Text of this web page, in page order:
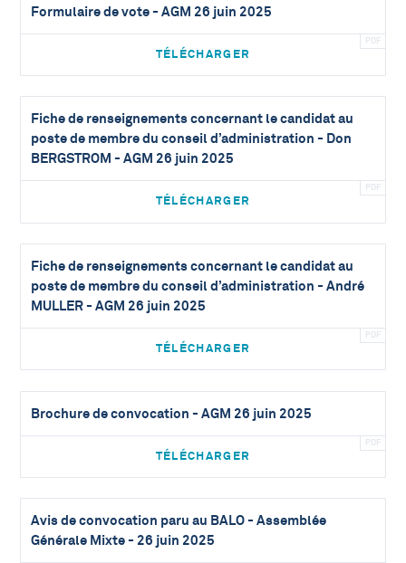
Formulaire de vote - AGM 26 juin 2025
TÉLÉCHARGER
Fiche de renseignements concernant le candidat au
poste de membre du conseil d’administration - Don
BERGSTROM - AGM 26 juin 2025
TÉLÉCHARGER
Fiche de renseignements concernant le candidat au
poste de membre du conseil d’administration - André
MULLER - AGM 26 juin 2025
TÉLÉCHARGER
Brochure de convocation - AGM 26 juin 2025
TÉLÉCHARGER
Avis de convocation paru au BALO - Assemblée
Générale Mixte - 26 juin 2025